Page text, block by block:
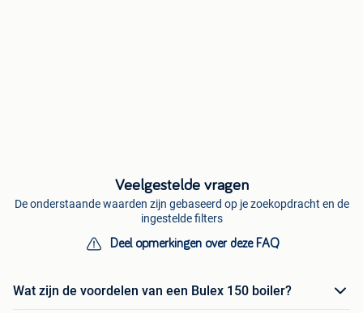
Veelgestelde vragen
De onderstaande waarden zijn gebaseerd op je zoekopdracht en de
ingestelde filters
Deel opmerkingen over deze FAQ
Wat zijn de voordelen van een Bulex 150 boiler?